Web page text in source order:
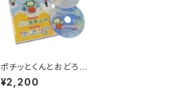
ポチッとくんとおどろう
DVD＆CD
¥2,200